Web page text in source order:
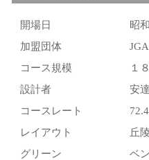
開場日
昭
加盟団体
コース規模
１
設計者
安
コースレート
72.4
レイアウト
丘
グリーン
ベ